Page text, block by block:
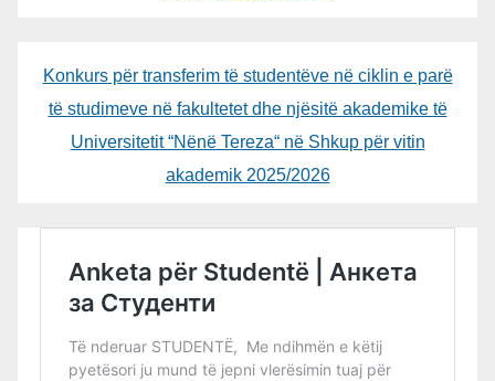
Konkurs për transferim të studentëve në ciklin e parë
të studimeve në fakultetet dhe njësitë akademike të
Universitetit “Nënë Tereza“ në Shkup për vitin
akademik 2025/2026